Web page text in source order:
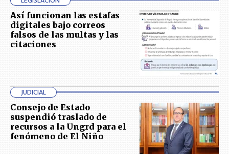
Así funcionan las estafas
digitales bajo correos
falsos de las multas y las
citaciones
JUDICIAL
Consejo de Estado
suspendió traslado de
recursos a la Ungrd para el
fenómeno de El Niño